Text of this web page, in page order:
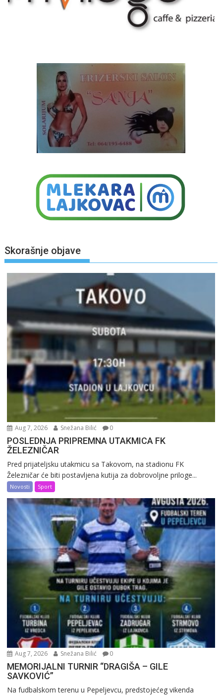
Skorašnje objave
Aug 7, 2026 Snežana Bilić 0
POSLEDNJA PRIPREMNA UTAKMICA FK
ŽELEZNIČAR
Pred prijateljsku utakmicu sa Takovom, na stadionu FK
Železničar će biti postavljena kutija za dobrovoljne priloge...
Novosti Sport
Aug 7, 2026 Snežana Bilić 0
MEMORIJALNI TURNIR “DRAGIŠA – GILE
SAVKOVIĆ”
Na fudbalskom terenu u Pepeljevcu, predstojećeg vikenda